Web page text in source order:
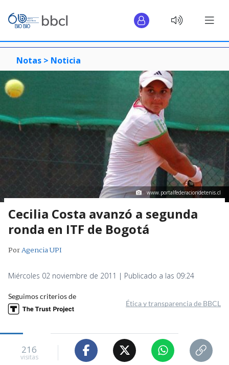
Notas > Noticia
www.portalfederaciondetenis.cl
Cecilia Costa avanzó a segunda
ronda en ITF de Bogotá
PorAgencia UPI
Miércoles 02 noviembre de 2011 | Publicado a las 09:24
Seguimos criterios de
Ética y transparencia de BBCL
216
visitas